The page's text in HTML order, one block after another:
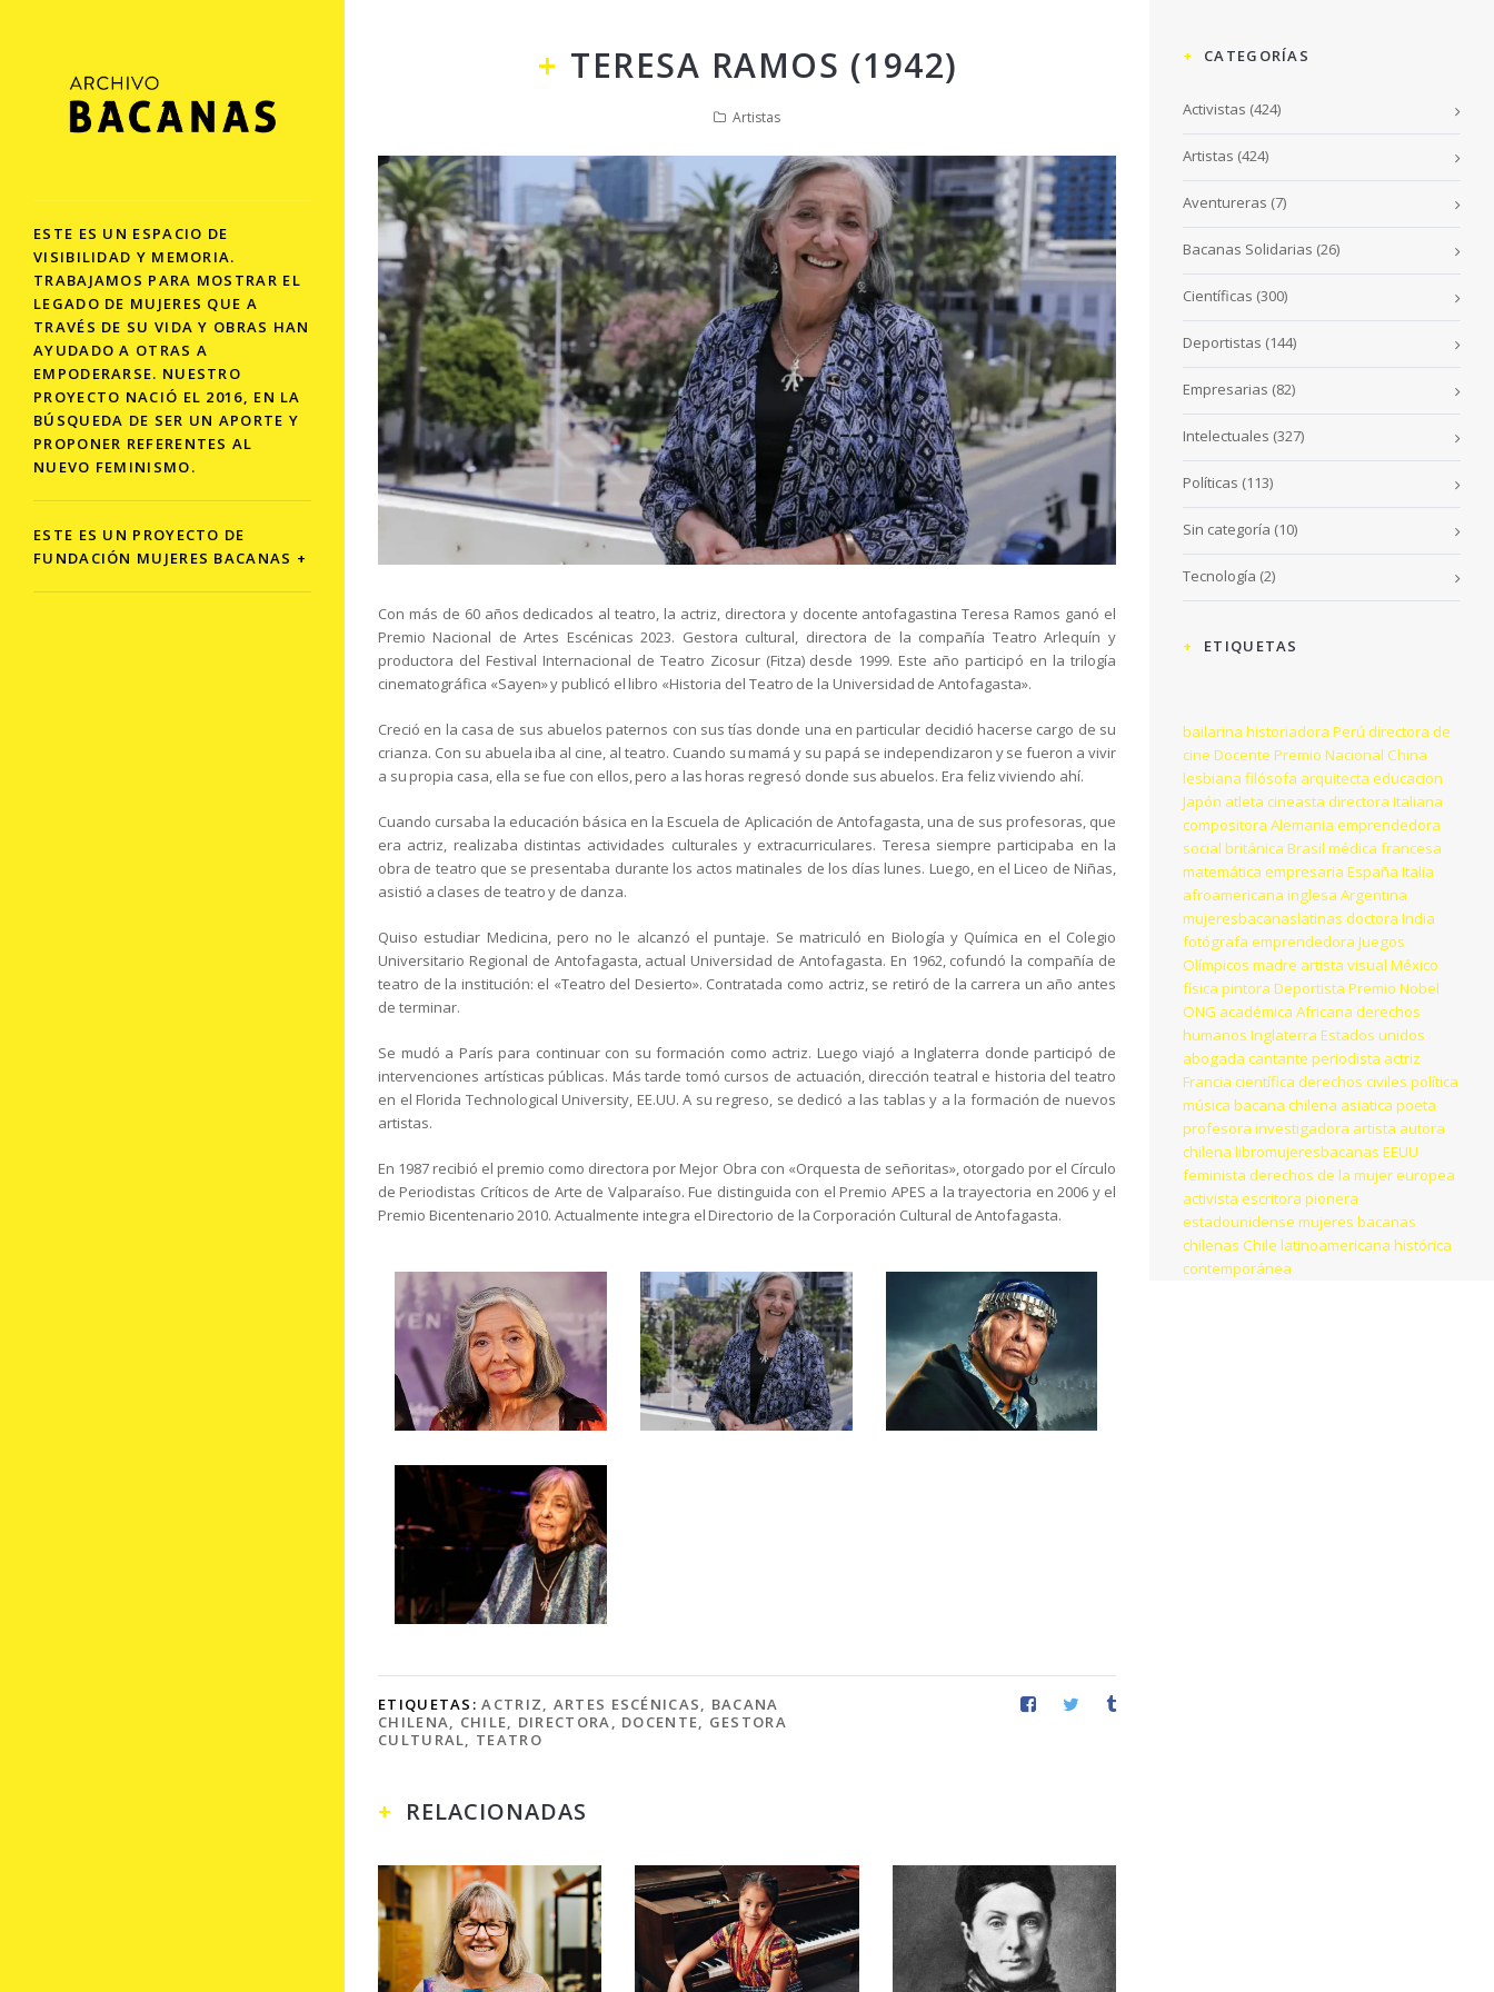
ESTE ES UN ESPACIO DE
VISIBILIDAD Y MEMORIA.
TRABAJAMOS PARA MOSTRAR EL
LEGADO DE MUJERES QUE A
TRAVÉS DE SU VIDA Y OBRAS HAN
AYUDADO A OTRAS A
EMPODERARSE. NUESTRO
PROYECTO NACIÓ EL 2016, EN LA
BÚSQUEDA DE SER UN APORTE Y
PROPONER REFERENTES AL
NUEVO FEMINISMO.
ESTE ES UN PROYECTO DE
FUNDACIÓN MUJERES BACANAS +
TERESA RAMOS (1942)
Artistas
Con más de 60 años dedicados al teatro, la actriz, directora y docente antofagastina Teresa Ramos ganó el
Premio Nacional de Artes Escénicas 2023. Gestora cultural, directora de la compañía Teatro Arlequín y
productora del Festival Internacional de Teatro Zicosur (Fitza) desde 1999. Este año participó en la trilogía
cinematográfica «Sayen» y publicó el libro «Historia del Teatro de la Universidad de Antofagasta».
Creció en la casa de sus abuelos paternos con sus tías donde una en particular decidió hacerse cargo de su
crianza. Con su abuela iba al cine, al teatro. Cuando su mamá y su papá se independizaron y se fueron a vivir
a su propia casa, ella se fue con ellos, pero a las horas regresó donde sus abuelos. Era feliz viviendo ahí.
Cuando cursaba la educación básica en la Escuela de Aplicación de Antofagasta, una de sus profesoras, que
era actriz, realizaba distintas actividades culturales y extracurriculares. Teresa siempre participaba en la
obra de teatro que se presentaba durante los actos matinales de los días lunes. Luego, en el Liceo de Niñas,
asistió a clases de teatro y de danza.
Quiso estudiar Medicina, pero no le alcanzó el puntaje. Se matriculó en Biología y Química en el Colegio
Universitario Regional de Antofagasta, actual Universidad de Antofagasta. En 1962, cofundó la compañía de
teatro de la institución: el «Teatro del Desierto». Contratada como actriz, se retiró de la carrera un año antes
de terminar.
Se mudó a París para continuar con su formación como actriz. Luego viajó a Inglaterra donde participó de
intervenciones artísticas públicas. Más tarde tomó cursos de actuación, dirección teatral e historia del teatro
en el Florida Technological University, EE.UU. A su regreso, se dedicó a las tablas y a la formación de nuevos
artistas.
En 1987 recibió el premio como directora por Mejor Obra con «Orquesta de señoritas», otorgado por el Círculo
de Periodistas Críticos de Arte de Valparaíso. Fue distinguida con el Premio APES a la trayectoria en 2006 y el
Premio Bicentenario 2010. Actualmente integra el Directorio de la Corporación Cultural de Antofagasta.
ETIQUETAS:ACTRIZ, ARTES ESCÉNICAS, BACANA
CHILENA, CHILE, DIRECTORA, DOCENTE, GESTORA
CULTURAL, TEATRO
RELACIONADAS
CATEGORÍAS
Activistas (424)
Artistas (424)
Aventureras (7)
Bacanas Solidarias (26)
Científicas (300)
Deportistas (144)
Empresarias (82)
Intelectuales (327)
Políticas (113)
Sin categoría (10)
Tecnología (2)
ETIQUETAS
bailarina historiadora Perú directora de
cine Docente Premio Nacional China
lesbiana filósofa arquitecta educacion
Japón atleta cineasta directora Italiana
compositora Alemania emprendedora
social británica Brasil médica francesa
matemática empresaria España Italia
afroamericana inglesa Argentina
mujeresbacanaslatinas doctora India
fotógrafa emprendedora Juegos
Olímpicos madre artista visual México
física pintora Deportista Premio Nobel
ONG académica Africana derechos
humanos Inglaterra Estados unidos
abogada cantante periodista actriz
Francia científica derechos civiles política
música bacana chilena asiatica poeta
profesora investigadora artista autora
chilena libromujeresbacanas EEUU
feminista derechos de la mujereuropea
activista escritora pionera
estadounidense mujeres bacanas
chilenas Chile latinoamericana histórica
contemporánea